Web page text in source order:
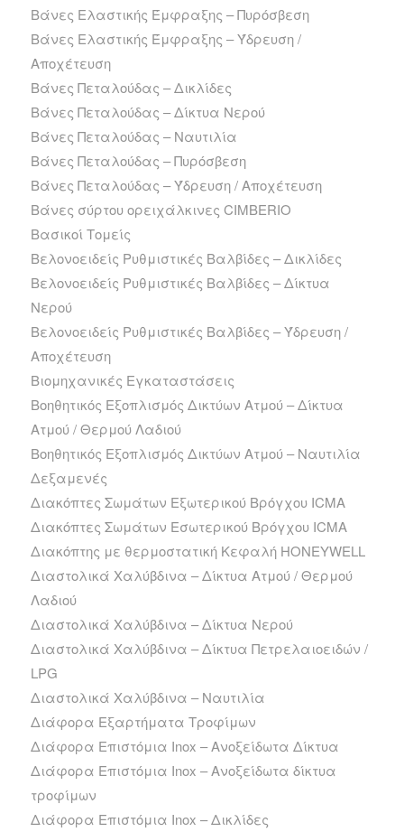
Βάνες Ελαστικής Έμφραξης – Πυρόσβεση
Βάνες Ελαστικής Έμφραξης – Ύδρευση /
Αποχέτευση
Βάνες Πεταλούδας – Δικλίδες
Βάνες Πεταλούδας – Δίκτυα Νερού
Βάνες Πεταλούδας – Ναυτιλία
Βάνες Πεταλούδας – Πυρόσβεση
Βάνες Πεταλούδας – Ύδρευση / Αποχέτευση
Βάνες σύρτου ορειχάλκινες CIMBERIO
Βασικοί Τομείς
Βελονοειδείς Ρυθμιστικές Βαλβίδες – Δικλίδες
Βελονοειδείς Ρυθμιστικές Βαλβίδες – Δίκτυα
Νερού
Βελονοειδείς Ρυθμιστικές Βαλβίδες – Ύδρευση /
Αποχέτευση
Βιομηχανικές Εγκαταστάσεις
Βοηθητικός Εξοπλισμός Δικτύων Ατμού – Δίκτυα
Ατμού / Θερμού Λαδιού
Βοηθητικός Εξοπλισμός Δικτύων Ατμού – Ναυτιλία
Δεξαμενές
Διακόπτες Σωμάτων Εξωτερικού Βρόγχου ICMA
Διακόπτες Σωμάτων Εσωτερικού Βρόγχου ICMA
Διακόπτης με θερμοστατική Κεφαλή HONEYWELL
Διαστολικά Χαλύβδινα – Δίκτυα Ατμού / Θερμού
Λαδιού
Διαστολικά Χαλύβδινα – Δίκτυα Νερού
Διαστολικά Χαλύβδινα – Δίκτυα Πετρελαιοειδών /
LPG
Διαστολικά Χαλύβδινα – Ναυτιλία
Διάφορα Εξαρτήματα Τροφίμων
Διάφορα Επιστόμια Inox – Ανοξείδωτα Δίκτυα
Διάφορα Επιστόμια Inox – Ανοξείδωτα δίκτυα
τροφίμων
Διάφορα Επιστόμια Inox – Δικλίδες